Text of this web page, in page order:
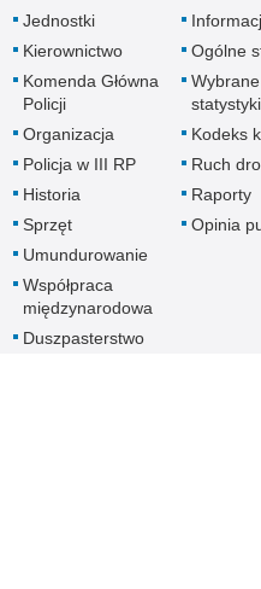
Jednostki
Kierownictwo
Komenda Główna
Policji
Organizacja
Policja w III RP
Historia
Sprzęt
Umundurowanie
Współpraca
międzynarodowa
Duszpasterstwo
Ogólne
Wybrane
statystyki
Kodeks
Ruch
Raporty
Opinia